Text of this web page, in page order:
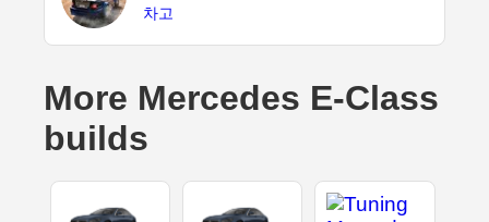
차고
More Mercedes E-Class
builds